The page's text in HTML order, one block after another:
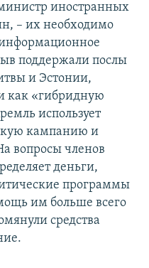
иностранных
– их необходимо
поддержали послы
и Эстонии,
как «гибридную
использует
кампанию и
вопросы членов
деньги,
программы
им больше всего
средства